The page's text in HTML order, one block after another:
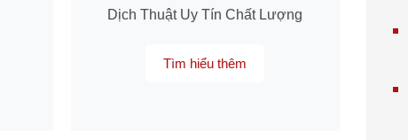
Dịch Thuật Uy Tín Chất Lượng
Tìm hiểu thêm